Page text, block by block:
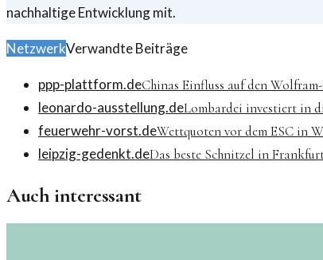
nachhaltige Entwicklung mit.
NetzwerkVerwandte Beiträge
ppp-plattform.deChinas Einfluss auf den
leonardo-ausstellung.deLombardei investiert in
feuerwehr-vorst.deWettquoten vor dem ESC in
leipzig-gedenkt.deDas beste Schnitzel in
Auch interessant